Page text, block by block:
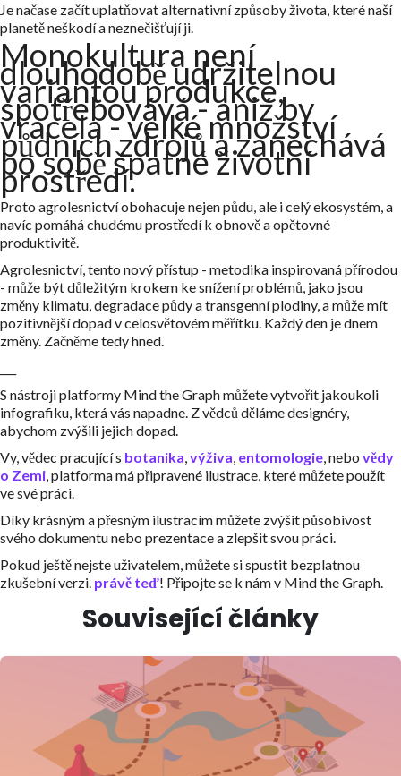
Je načase začít uplatňovat alternativní způsoby života, které naší
planetě neškodí a neznečišťují ji.
Monokultura není
dlouhodobě udržitelnou
variantou produkce,
spotřebovává - aniž by
vracela - velké množství
půdních zdrojů a zanechává
po sobě špatné životní
prostředí.
Proto agrolesnictví obohacuje nejen půdu, ale i celý ekosystém, a
navíc pomáhá chudému prostředí k obnově a opětovné
produktivitě.
Agrolesnictví, tento nový přístup - metodika inspirovaná přírodou
- může být důležitým krokem ke snížení problémů, jako jsou
změny klimatu, degradace půdy a transgenní plodiny, a může mít
pozitivnější dopad v celosvětovém měřítku. Každý den je dnem
změny. Začněme tedy hned.
S nástroji platformy Mind the Graph můžete vytvořit jakoukoli
infografiku, která vás napadne. Z vědců děláme designéry,
abychom zvýšili jejich dopad.
Vy, vědec pracující s botanika,výživa, entomologie, nebo vědy
o Zemi, platforma má připravené ilustrace, které můžete použít
ve své práci.
Díky krásným a přesným ilustracím můžete zvýšit působivost
svého dokumentu nebo prezentace a zlepšit svou práci.
Pokud ještě nejste uživatelem, můžete si spustit bezplatnou
zkušební verzi. právě teď! Připojte se k nám v Mind the Graph.
Související články